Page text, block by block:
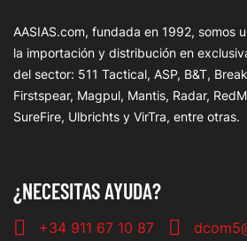
AASIAS.com, fundada en 1992, somos
la importación y distribución en
del sector: 511 Tactical, ASP, B&T,
Firstspear, Magpul, Mantis, Radar,
SureFire, Ulbrichts y VirTra, entre otras.
¿NECESITAS AYUDA?
+34 911 67 10 87